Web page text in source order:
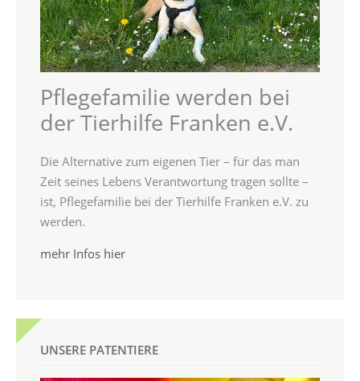
Pflegefamilie werden bei
der Tierhilfe Franken e.V.
Die Alternative zum eigenen Tier – für das man
Zeit seines Lebens Verantwortung tragen sollte –
ist, Pflegefamilie bei der Tierhilfe Franken e.V. zu
werden.
mehr Infos hier
UNSERE PATENTIERE